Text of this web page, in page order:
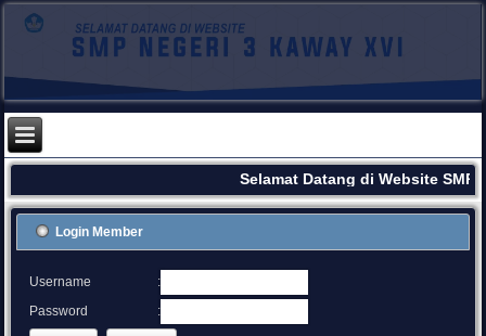
Selamat Datang di Website
Login Member
Username
:
Password
: